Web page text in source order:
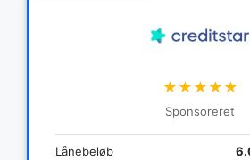
★★★★★
Sponsoreret
Lånebeløb